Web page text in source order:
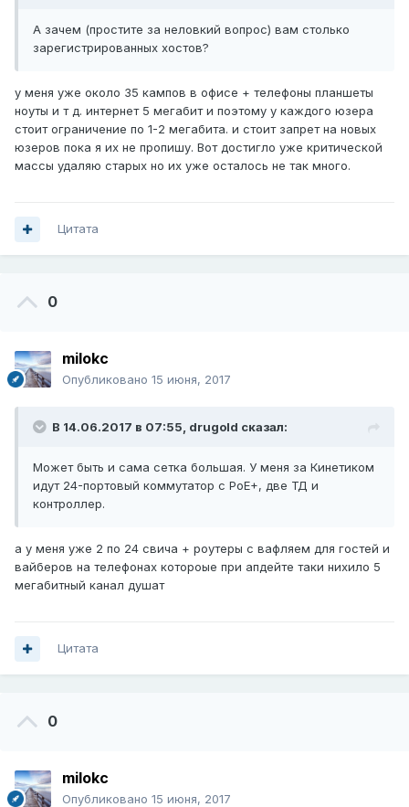
А зачем (простите за неловкий вопрос) вам столько
зарегистрированных хостов?
у меня уже около 35 кампов в офисе + телефоны планшеты
ноуты и т д. интернет 5 мегабит и поэтому у каждого юзера
стоит ограничение по 1-2 мегабита. и стоит запрет на новых
юзеров пока я их не пропишу. Вот достигло уже критической
массы удаляю старых но их уже осталось не так много.
Цитата
0
milokc
Опубликовано 15 июня, 2017
В 14.06.2017 в 07:55, drugold сказал:
Может быть и сама сетка большая. У меня за Кинетиком
идут 24-портовый коммутатор с PoE+, две ТД и
контроллер.
а у меня уже 2 по 24 свича + роутеры с вафляем для гостей и
вайберов на телефонах котороые при апдейте таки нихило 5
мегабитный канал душат
Цитата
0
milokc
Опубликовано 15 июня, 2017